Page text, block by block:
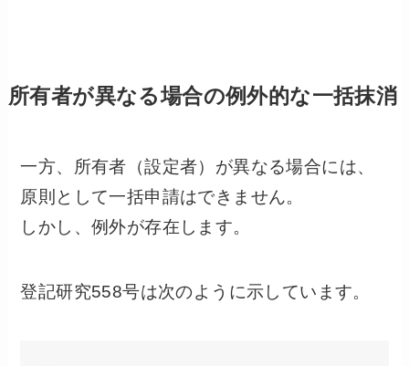
所有者が異なる場合の例外的な一括抹消
一方、所有者（設定者）が異なる場合には、
原則として一括申請はできません。
しかし、例外が存在します。
登記研究558号は次のように示しています。